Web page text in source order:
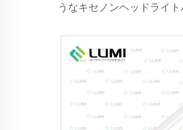
うなキセノンヘッドライ